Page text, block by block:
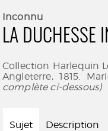
Inconnu
LA DUCHESSE
Collection Harlequin
Angleterre, 1815.
complète ci-dessous)
Sujet Description